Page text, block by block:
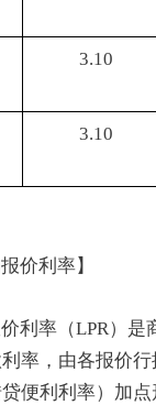
3.10
3.10
价利率】
利率（LPR）是
率，由各报价
贷便利利率）加